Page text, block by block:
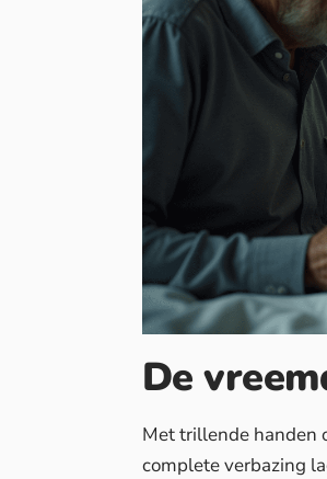
De
Met trillende handen
complete verbazing